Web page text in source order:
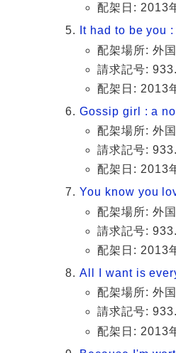
配架日: 2013
It had to be you
配架場所: 外
請求記号:
配架日: 2013
Gossip girl : a
配架場所: 外
請求記号:
配架日: 2013
You know you
配架場所: 外
請求記号:
配架日: 2013
All I want is
配架場所: 外
請求記号:
配架日: 2013